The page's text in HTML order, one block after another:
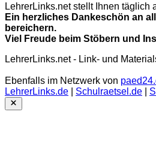
LehrerLinks.net stellt Ihnen
Ein herzliches Dankeschön an
bereichern.
Viel Freude beim Stöbern und
LehrerLinks.net - Link- und
Ebenfalls im Netzwerk von
LehrerLinks.de
Schulraetsel.de
Close